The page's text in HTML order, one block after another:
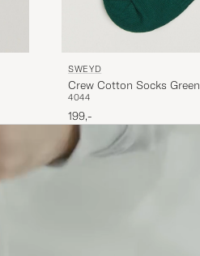
SWEYD
Crew Cotton Socks Green
4044
199,-